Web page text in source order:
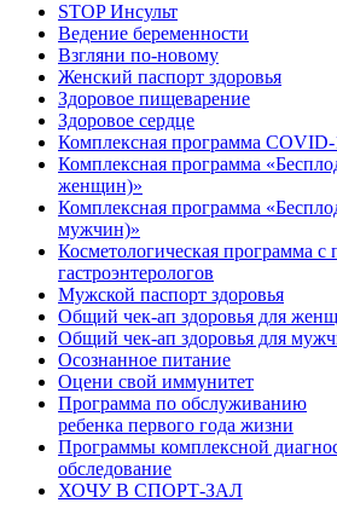
STOP Инсульт
Ведение беременности
Взгляни по-новому
Женский паспорт здоровья
Здоровое пищеварение
Здоровое сердце
Комплексная программа
Комплексная программа
женщин)»
Комплексная программа
мужчин)»
Косметологическая программа с
гастроэнтерологов
Мужской паспорт здоровья
Общий чек-ап здоровья для
Общий чек-ап здоровья для
Осознанное питание
Оцени свой иммунитет
Программа по обслуживанию
ребенка первого года жизни
Программы комплексной
обследование
ХОЧУ В CПОРТ-ЗАЛ